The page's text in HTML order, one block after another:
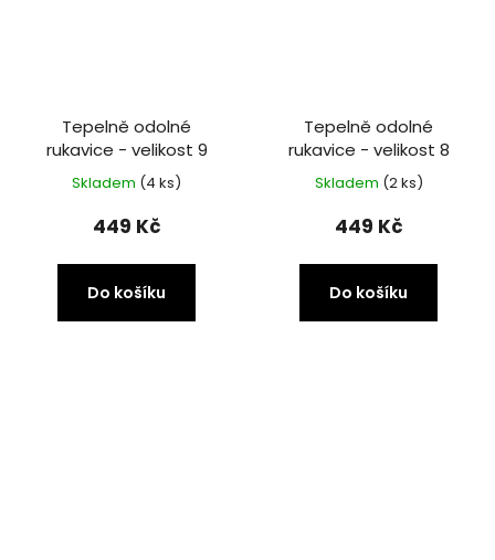
Tepelně odolné
rukavice - velikost 9
Skladem (4 ks)
449 Kč
Do košíku
Tepelně odolné
rukavice - velikost 8
Skladem (2 ks)
449 Kč
Do košíku